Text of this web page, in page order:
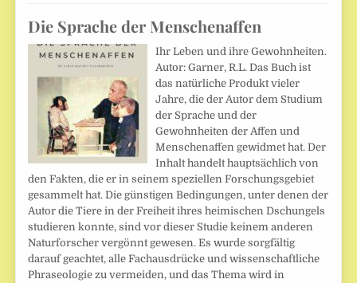
Die Sprache der Menschenaffen
Ihr Leben und ihre Gewohnheiten.
Autor: Garner, R.L. Das Buch ist
das natürliche Produkt vieler
Jahre, die der Autor dem Studium
der Sprache und der
Gewohnheiten der Affen und
Menschenaffen gewidmet hat. Der
Inhalt handelt hauptsächlich von
den Fakten, die er in seinem speziellen Forschungsgebiet
gesammelt hat. Die günstigen Bedingungen, unter denen der
Autor die Tiere in der Freiheit ihres heimischen Dschungels
studieren konnte, sind vor dieser Studie keinem anderen
Naturforscher vergönnt gewesen. Es wurde sorgfältig
darauf geachtet, alle Fachausdrücke und wissenschaftliche
Phraseologie zu vermeiden, und das Thema wird in